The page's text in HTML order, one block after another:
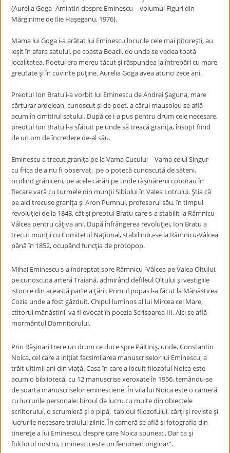
(Aurelia Goga- Amintiri despre Eminescu – volumul Figuri din
Mărginime de Ilie Haşeganu, 1976).
Mama lui Goga i-a arătat lui Eminescu locurile cele mai pitoreşti, au
ieşit în afara satului, pe coasta Boacii, de unde se vedea toată
localitatea. Poetul era mereu tăcut şi răspundea la întrebări cu mare
greutate şi în cuvinte puţine. Aurelia Goga avea atunci zece ani.
Preotul Ion Bratu i-a vorbit lui Eminescu de Andrei Şaguna, mare
cărturar ardelean, cunoscut şi de poet, a cărui mausoleu se află
acum în cimitirul satului. După ce i-a pus pentru drum cele necesare,
preotul Ion Bratu l-a sfătuit pe unde să treacă graniţa, însoţit fiind
de un om de încredere de-al său.
Eminescu a trecut graniţa pe la Vama Cucului – Vama celui Singur-
cu frica de a nu fi observat, pe o potecă cunoscută de săteni,
ocolind grănicerii, pe acele cărări pe unde răşinărenii coborau în
fiecare vară cu turmele din munţii Sibiului în Valea Lotrului. Ştia că
pe aici trecuse graniţa şi Aron Pumnul, profesorul său, în timpul
revoluţiei de la 1848, cât şi preotul Bratu care s-a stabilit la Râmnicu
Vâlcea pentru câţiva ani. După înfrângerea revoluţiei, Ion Bratu a
trecut munţii cu Comitetul Naţional, stabilindu-se la Râmnicu-Vâlcea
până în 1852, ocupând funcţia de protopop.
Mihai Eminescu s-a îndreptat spre Râmnicu -Vâlcea pe Valea Oltului,
pe cunoscuta arteră Traiană, admirând defileul Oltului şi vestigiile
istorice din această parte a ţării. Primul popas l-a făcut la Mănăstirea
Cozia unde a fost găzduit. Chipul luminos al lui Mircea cel Mare,
ctitorul mănăstirii, va fi evocat în poezia Scrisoarea III. Aici se află
mormântul Domnitorului.
Prin Răşinari trece un drum ce duce spre Păltiniş, unde, Constantin
Noica, cel care a iniţiat facsimilarea manuscriselor lui Eminescu, a
trăit ultimii ani din viaţă. Casa în care a locuit filozoful Noica este
acum o bibliotecă, cu 12 manuscrise xeroxate în 1956, temându-se
de soarta manuscriselor eminesciene. În vila lui Noica este o cameră
cu lucrurile personale: biroul de lucru cu multe din obiectele
scriitorului, o scrumieră şi o pipă, tabloul filozofului, cărţi şi reviste şi
lucrurile necesare traiului zilnic. În cameră se află şi fotografia din
tinereţe a lui Eminescu, despre care Noica spunea:,, Dar ca şi
folclorul nostru, Eminescu este un fenomen originar”.